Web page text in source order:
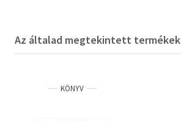
Az általad megtekintett termékek
KÖNYV